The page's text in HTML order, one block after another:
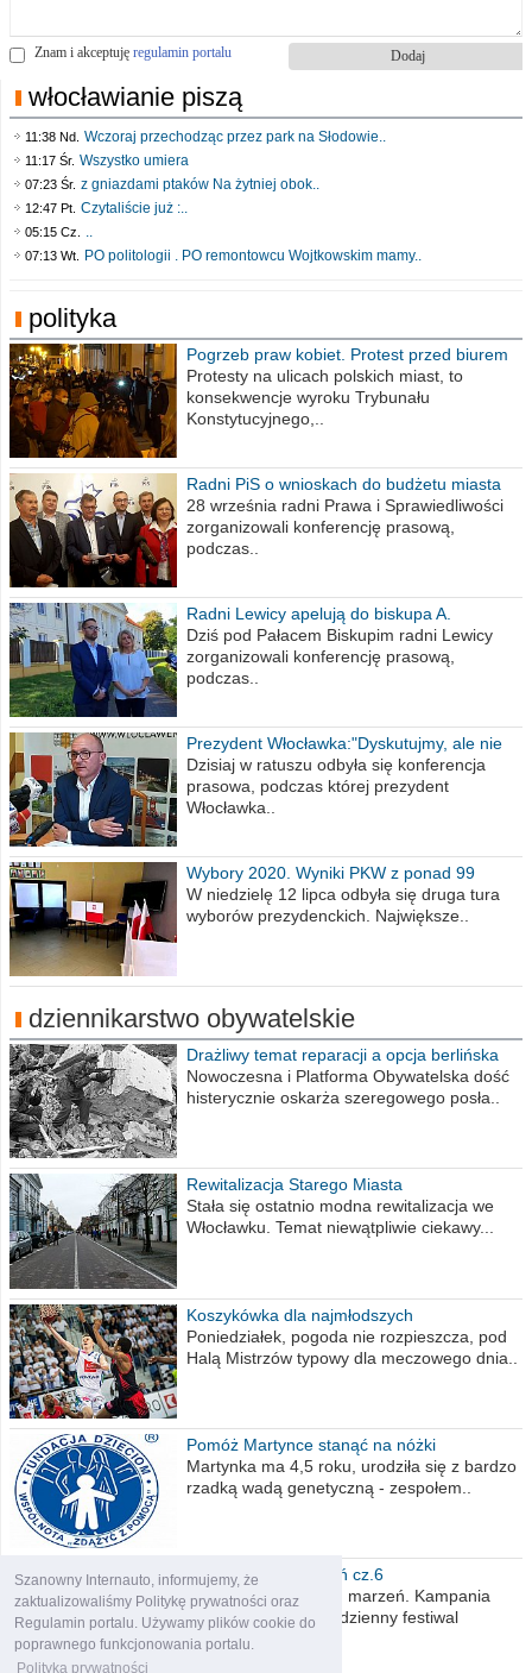
Szanowny Internauto, informujemy, że
zaktualizowaliśmy Politykę prywatności oraz
Regulamin portalu. Używamy plików cookie do
poprawnego funkcjonowania portalu.
Polityka prywatności
Znam i akceptuję regulamin portalu
włocławianie piszą
11:38 Nd. Wczoraj przechodząc przez park na Słodowie..
11:17 Śr. Wszystko umiera
07:23 Śr. z gniazdami ptaków Na żytniej obok..
12:47 Pt. Czytaliście już :..
05:15 Cz. ..
07:13 Wt. PO politologii . PO remontowcu Wojtkowskim mamy..
polityka
Pogrzeb praw kobiet. Protest przed biurem
poselskim PiS
Protesty na ulicach polskich miast, to
konsekwencje wyroku Trybunału
Konstytucyjnego,..
Radni PiS o wnioskach do budżetu miasta
na 2021 rok
28 września radni Prawa i Sprawiedliwości
zorganizowali konferencję prasową,
podczas..
Radni Lewicy apelują do biskupa A.
Wiesława Meringa
Dziś pod Pałacem Biskupim radni Lewicy
zorganizowali konferencję prasową,
podczas..
Prezydent Włocławka:"Dyskutujmy, ale nie
obrażajmy się”
Dzisiaj w ratuszu odbyła się konferencja
prasowa, podczas której prezydent
Włocławka..
Wybory 2020. Wyniki PKW z ponad 99
procent obwodów
W niedzielę 12 lipca odbyła się druga tura
wyborów prezydenckich. Największe..
dziennikarstwo obywatelskie
Drażliwy temat reparacji a opcja berlińska
Nowoczesna i Platforma Obywatelska dość
histerycznie oskarża szeregowego posła..
Rewitalizacja Starego Miasta
Stała się ostatnio modna rewitalizacja we
Włocławku. Temat niewątpliwie ciekawy...
Koszykówka dla najmłodszych
Poniedziałek, pogoda nie rozpieszcza, pod
Halą Mistrzów typowy dla meczowego dnia..
Pomóż Martynce stanąć na nóżki
Martynka ma 4,5 roku, urodziła się z bardzo
rzadką wadą genetyczną - zespołem..
Polska moich marzeń cz.6
Nadszedł kres moich marzeń. Kampania
wyborcza czyli niecodzienny festiwal
obietnic,..